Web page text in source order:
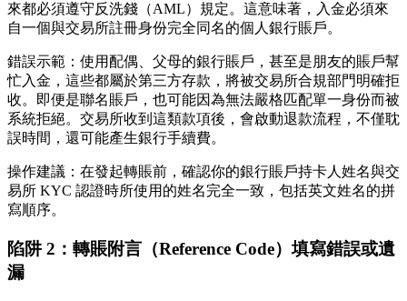
來都必須遵守反洗錢（AML）規定。這意味著，入金必須來
自一個與交易所註冊身份完全同名的個人銀行賬戶。
錯誤示範 ：使用配偶、父母的銀行賬戶，甚至是朋友的賬戶幫
忙入金，這些都屬於第三方存款，將被交易所合規部門明確拒
收。即便是聯名賬戶，也可能因為無法嚴格匹配單一身份而被
系統拒絕。交易所收到這類款項後，會啟動退款流程，不僅耽
誤時間，還可能產生銀行手續費。
操作建議 ：在發起轉賬前，確認你的銀行賬戶持卡人姓名與交
易所 KYC 認證時所使用的姓名完全一致，包括英文姓名的拼
寫順序。
陷阱 2：轉賬附言（Reference Code）填寫錯誤或遺
漏